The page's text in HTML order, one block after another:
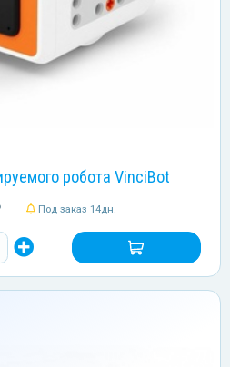
робота VinciBot
Под заказ 14дн.